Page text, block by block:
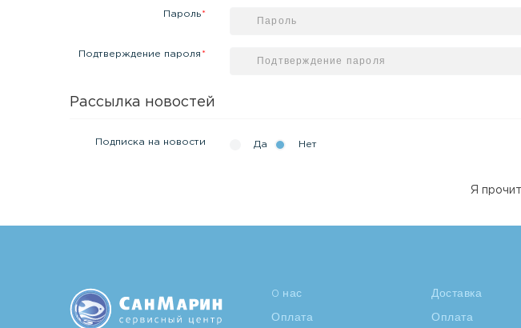
Пароль
Подтверждение пароля
Рассылка новостей
Подписка на новости Да Нет
Я
O нас
Оплата
Доставка
Оплата